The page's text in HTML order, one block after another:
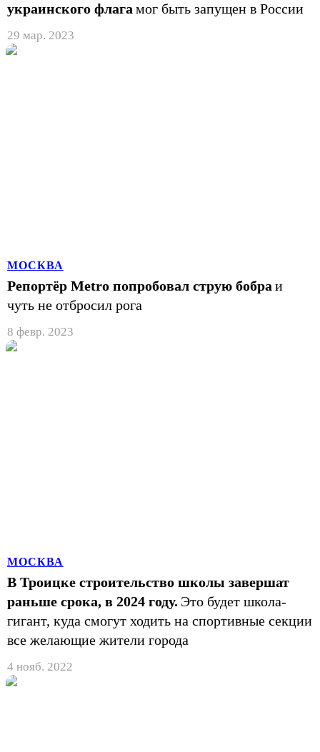
украинского флага мог быть запущен в России
29 мар. 2023
МОСКВА
Репортёр Metro попробовал струю бобра и
чуть не отбросил рога
8 февр. 2023
МОСКВА
В Троицке строительство школы завершат
раньше срока, в 2024 году. Это будет школа-
гигант, куда смогут ходить на спортивные секции
все желающие жители города
4 нояб. 2022